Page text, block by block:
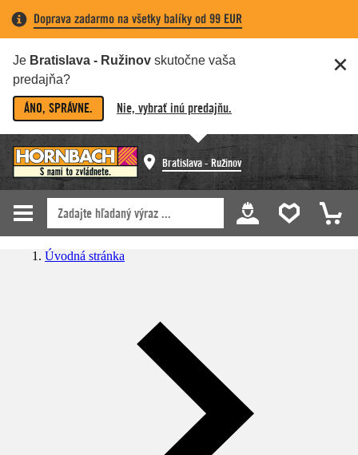
Doprava zadarmo na všetky balíky od 99 EUR
Je Bratislava - Ružinov skutočne vaša
predajňa?
ÁNO, SPRÁVNE. Nie, vybrať inú predajňu.
Bratislava - Ružinov
Úvodná stránka